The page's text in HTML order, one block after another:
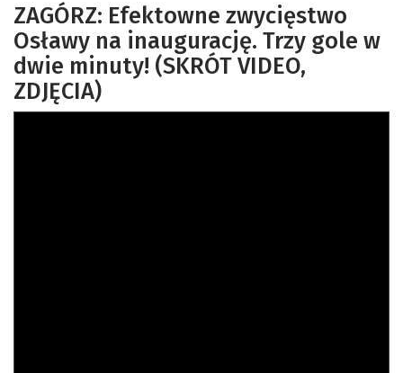
ZAGÓRZ: Efektowne zwycięstwo
Osławy na inaugurację. Trzy gole w
dwie minuty! (SKRÓT VIDEO,
ZDJĘCIA)